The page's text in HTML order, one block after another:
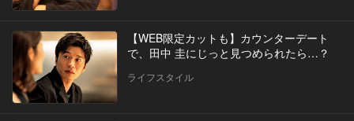
【WEB限定カットも】カウンターデート
で、田中 圭にじっと見つめられたら…？
ライフスタイル